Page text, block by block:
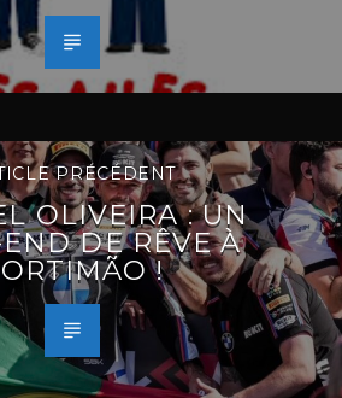
PRÉCÉDENT
OLIVEIRA : UN
DE RÊVE À
!